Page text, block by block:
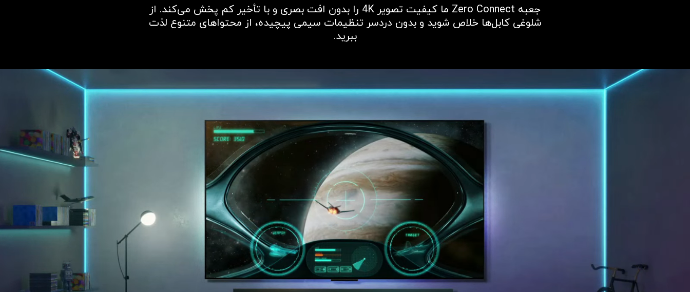
جعبه Zero Connect ما کیفیت تصویر 4K را بدون افت بصری و با تأخیر کم پخش می‌کند. از
شلوغی کابل‌ها خلاص شوید و بدون دردسر تنظیمات سیمی پیچیده، از محتواهای متنوع لذت
ببرید.